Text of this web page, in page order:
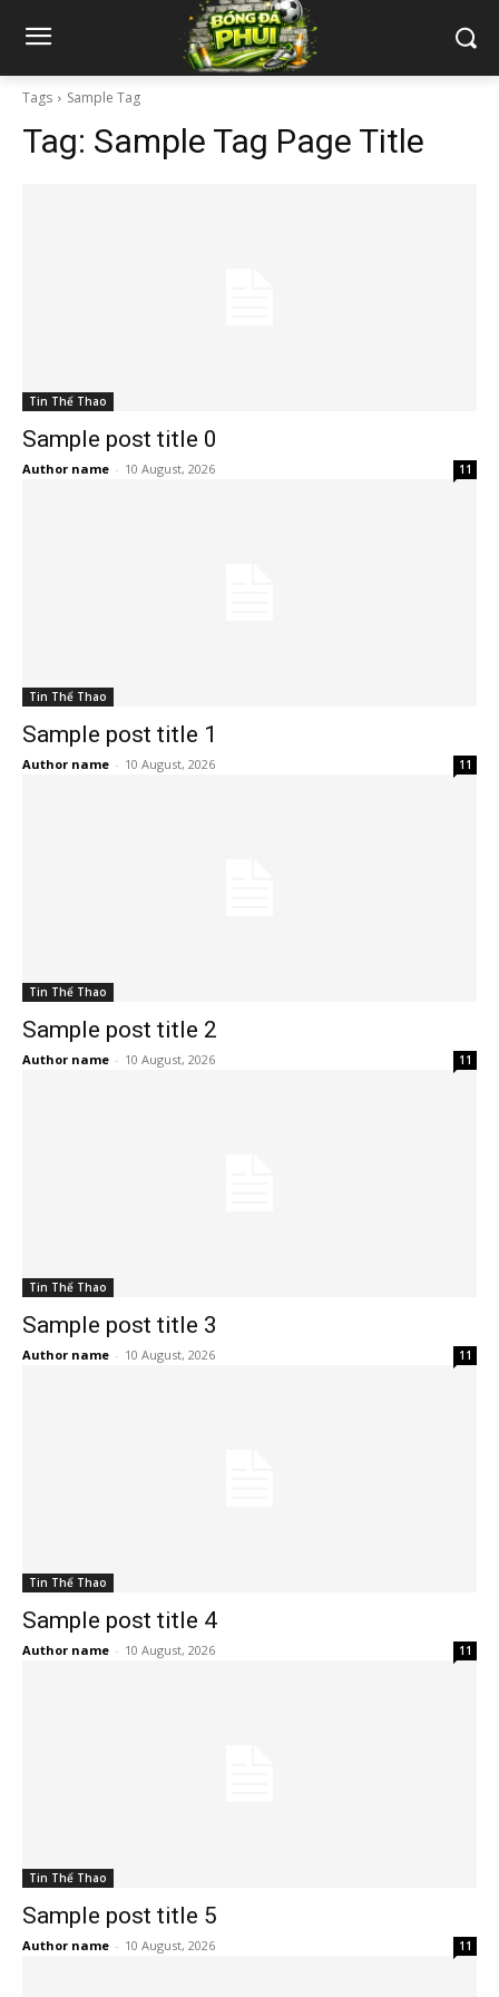
Tags Sample Tag
Tag: Sample Tag Page Title
Tin Thể Thao
Sample post title 0
Author name - 10 August, 2026 11
Tin Thể Thao
Sample post title 1
Author name - 10 August, 2026 11
Tin Thể Thao
Sample post title 2
Author name - 10 August, 2026 11
Tin Thể Thao
Sample post title 3
Author name - 10 August, 2026 11
Tin Thể Thao
Sample post title 4
Author name - 10 August, 2026 11
Tin Thể Thao
Sample post title 5
Author name - 10 August, 2026 11